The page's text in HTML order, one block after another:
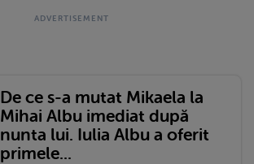
De ce s-a mutat Mikaela la
Mihai Albu imediat după
nunta lui. Iulia Albu a oferit
primele...